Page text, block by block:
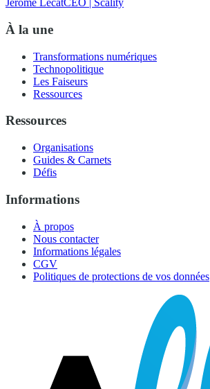
Jérôme LecatCEO | Scality
À la une
Transformations numériques
Technopolitique
Les Faiseurs
Ressources
Ressources
Organisations
Guides & Carnets
Défis
Informations
À propos
Nous contacter
Informations légales
CGV
Politiques de protections de vos données